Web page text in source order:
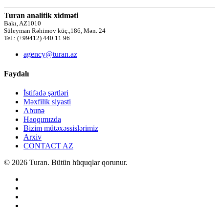
Turan analitik xidməti
Bakı, AZ1010
Süleyman Rəhimov küç.,186, Mən. 24
Tel.: (+99412) 440 11 96
agency@turan.az
Faydalı
İstifadə şərtləri
Məxfilik siyasti
Abunə
Haqqımızda
Bizim mütəxəssislərimiz
Arxiv
CONTACT AZ
© 2026 Turan. Bütün hüquqlar qorunur.